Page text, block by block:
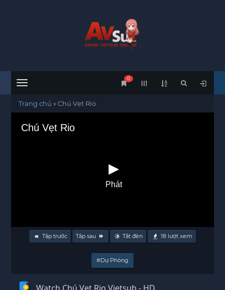
Menu
0
Trang chủ »Chú Vẹt Rio
Chú Vẹt Rio
Phát
Tập trước Tập sau Tắt đèn 18lượt xem
#Dự Phòng